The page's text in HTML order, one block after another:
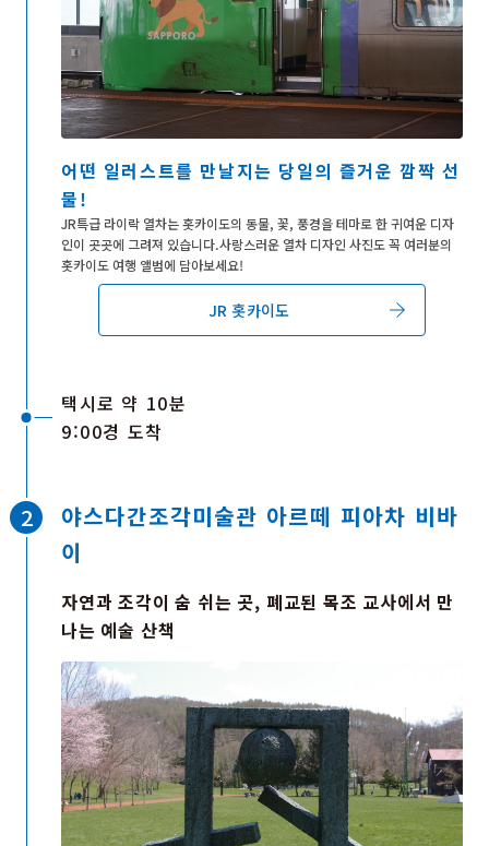
어떤 일러스트를 만날지는 당일의 즐거운 깜짝 선
물!
JR특급 라이락 열차는 홋카이도의 동물, 꽃, 풍경을 테마로 한 귀여운 디자
인이 곳곳에 그려져 있습니다.사랑스러운 열차 디자인 사진도 꼭 여러분의
홋카이도 여행 앨범에 담아보세요!
JR 홋카이도
택시로 약 10분
9:00경 도착
야스다간조각미술관 아르떼 피아차 비바
이
자연과 조각이 숨 쉬는 곳, 폐교된 목조 교사에서 만
나는 예술 산책